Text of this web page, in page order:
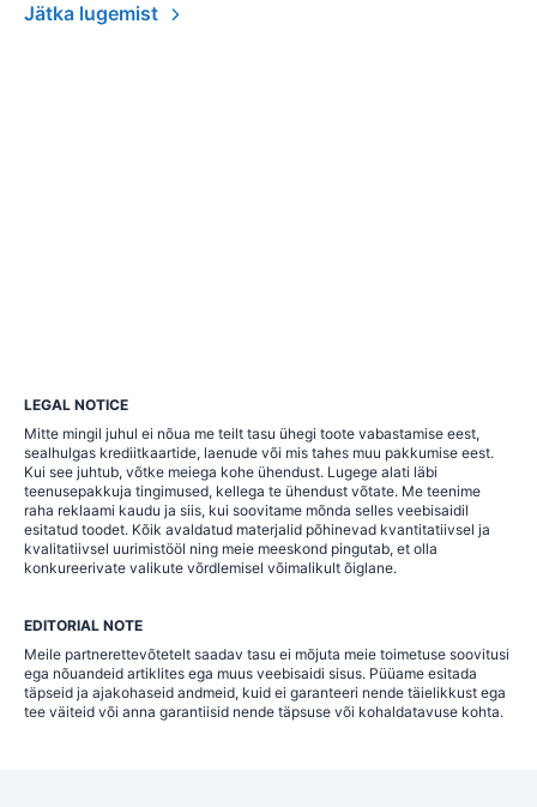
Jätka lugemist
LEGAL NOTICE
Mitte mingil juhul ei nõua me teilt tasu ühegi toote vabastamise eest,
sealhulgas krediitkaartide, laenude või mis tahes muu pakkumise eest.
Kui see juhtub, võtke meiega kohe ühendust. Lugege alati läbi
teenusepakkuja tingimused, kellega te ühendust võtate. Me teenime
raha reklaami kaudu ja siis, kui soovitame mõnda selles veebisaidil
esitatud toodet. Kõik avaldatud materjalid põhinevad kvantitatiivsel ja
kvalitatiivsel uurimistööl ning meie meeskond pingutab, et olla
konkureerivate valikute võrdlemisel võimalikult õiglane.
EDITORIAL NOTE
Meile partnerettevõtetelt saadav tasu ei mõjuta meie toimetuse soovitusi
ega nõuandeid artiklites ega muus veebisaidi sisus. Püüame esitada
täpseid ja ajakohaseid andmeid, kuid ei garanteeri nende täielikkust ega
tee väiteid või anna garantiisid nende täpsuse või kohaldatavuse kohta.